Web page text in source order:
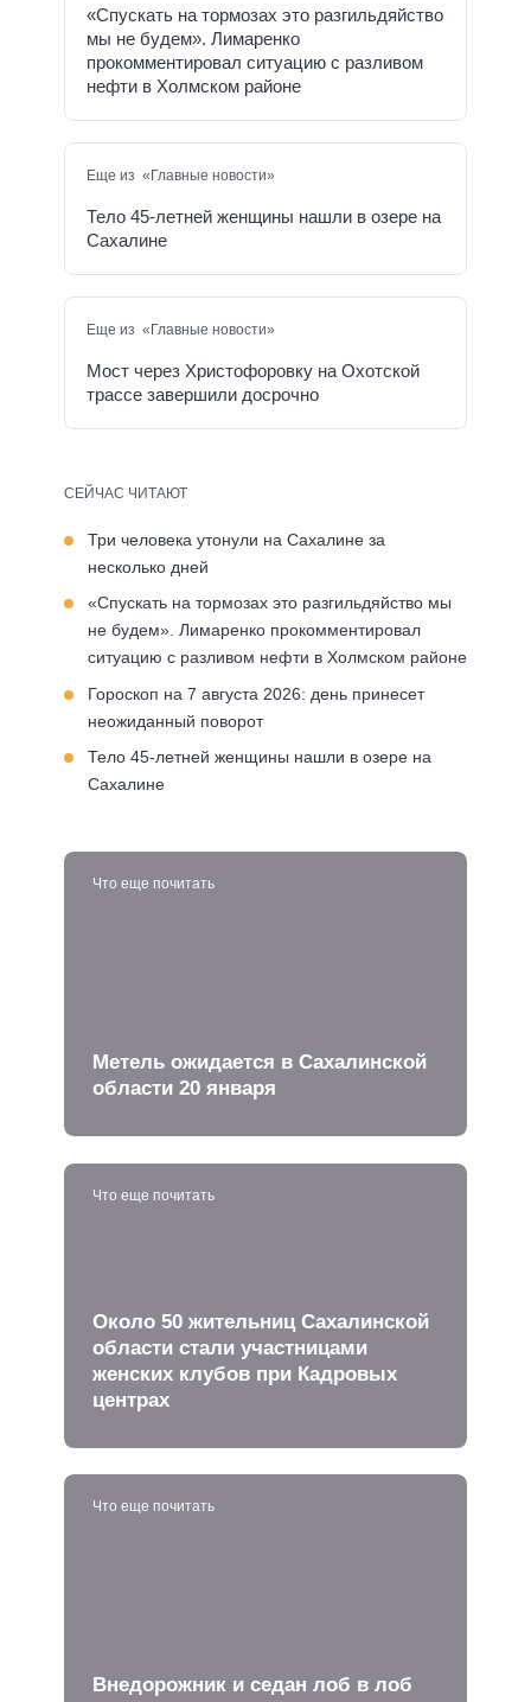
«Спускать на тормозах это разгильдяйство
мы не будем». Лимаренко
прокомментировал ситуацию с разливом
нефти в Холмском районе
Еще из «Главные новости»
Тело 45-летней женщины нашли в озере на
Сахалине
Еще из «Главные новости»
Мост через Христофоровку на Охотской
трассе завершили досрочно
СЕЙЧАС ЧИТАЮТ
Три человека утонули на Сахалине за
несколько дней
«Спускать на тормозах это разгильдяйство мы
не будем». Лимаренко прокомментировал
ситуацию с разливом нефти в Холмском районе
Гороскоп на 7 августа 2026: день принесет
неожиданный поворот
Тело 45-летней женщины нашли в озере на
Сахалине
Что еще почитать
Метель ожидается в Сахалинской
области 20 января
Что еще почитать
Около 50 жительниц Сахалинской
области стали участницами
женских клубов при Кадровых
центрах
Что еще почитать
Внедорожник и седан лоб в лоб